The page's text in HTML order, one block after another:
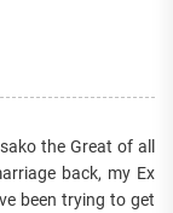
the Great of all
back, my Ex
been trying to get